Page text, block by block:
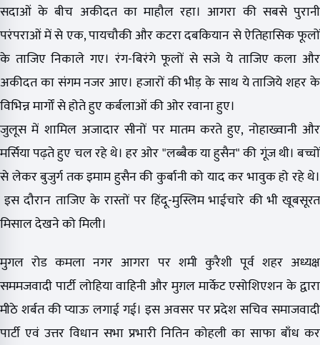
सदाओं के बीच अकीदत का माहौल रहा। आगरा की सबसे पुरानी
परंपराओं में से एक, पायचौकी और कटरा दबकियान से ऐतिहासिक फूलों
के ताजिए निकाले गए। रंग-बिरंगे फूलों से सजे ये ताजिए कला और
अकीदत का संगम नजर आए। हजारों की भीड़ के साथ ये ताजिये शहर के
विभिन्न मार्गों से होते हुए कर्बलाओं की ओर रवाना हुए।
जुलूस में शामिल अजादार सीनों पर मातम करते हुए, नोहाख्वानी और
मर्सिया पढ़ते हुए चल रहे थे। हर ओर "लब्बैक या हुसैन" की गूंज थी। बच्चों
से लेकर बुजुर्ग तक इमाम हुसैन की कुर्बानी को याद कर भावुक हो रहे थे।
इस दौरान ताजिए के रास्तों पर हिंदू-मुस्लिम भाईचारे की भी खूबसूरत
मिसाल देखने को मिली।
मुगल रोड कमला नगर आगरा पर शमी कुरैशी पूर्व शहर अध्यक्ष
सममजवादी पार्टी लोहिया वाहिनी और मुग़ल मार्केट एसोशिएशन के द्वारा
मीठे शर्बत की प्याऊ लगाई गई। इस अवसर पर प्रदेश सचिव समाजवादी
पार्टी एवं उत्तर विधान सभा प्रभारी नितिन कोहली का साफा बाँध कर